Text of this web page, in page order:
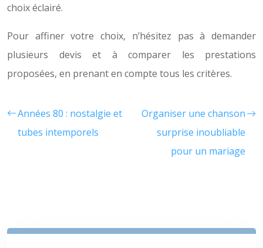
choix éclairé.
Pour affiner votre choix, n’hésitez pas à demander
plusieurs devis et à comparer les prestations
proposées, en prenant en compte tous les critères.
Années 80 : nostalgie et
tubes intemporels
Organiser une chanson
surprise inoubliable
pour un mariage